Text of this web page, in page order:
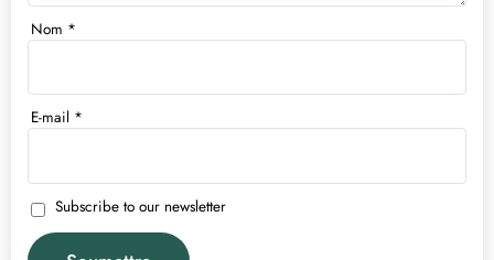
Nom *
E-mail *
Subscribe to our newsletter